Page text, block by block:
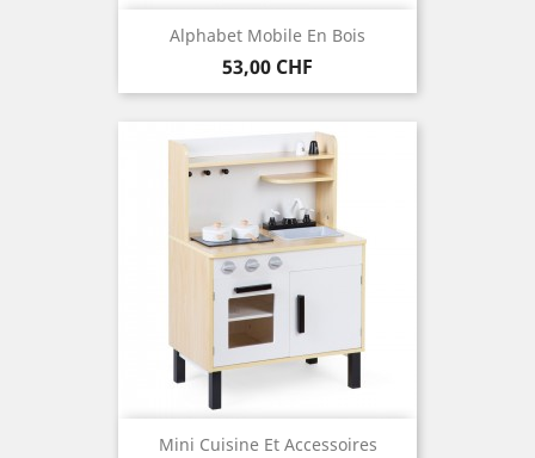
Alphabet Mobile En Bois
Preis
53,00 CHF
Mini Cuisine Et Accessoires